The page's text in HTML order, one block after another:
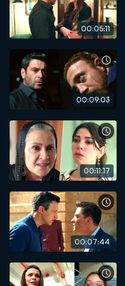
00:05:11
00:09:03
00:11:17
00:07:44